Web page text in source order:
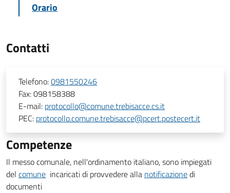
Orario
Contatti
Telefono:0981550246
Fax:098158388
E-mail: protocollo@comune.trebisacce.cs.it
PEC: protocollo.comune.trebisacce@pcert.postecert.it
Competenze
Il messo comunale, nell'ordinamento italiano, sono impiegati
del comune incaricati di provvedere alla notificazionedi
documenti